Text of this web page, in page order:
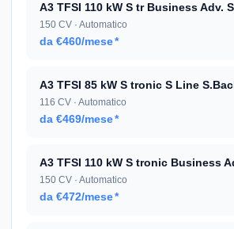
A3 TFSI 110 kW S tr Business Adv.
150 CV · Automatico
da €460/mese*
A3 TFSI 85 kW S tronic S Line
116 CV · Automatico
da €469/mese*
A3 TFSI 110 kW S tronic Business
150 CV · Automatico
da €472/mese*